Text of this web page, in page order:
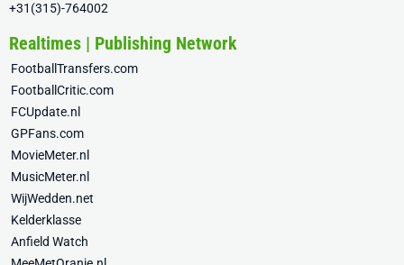
+31(315)-764002
Realtimes | Publishing Network
FootballTransfers.com
FootballCritic.com
FCUpdate.nl
GPFans.com
MovieMeter.nl
MusicMeter.nl
WijWedden.net
Kelderklasse
Anfield Watch